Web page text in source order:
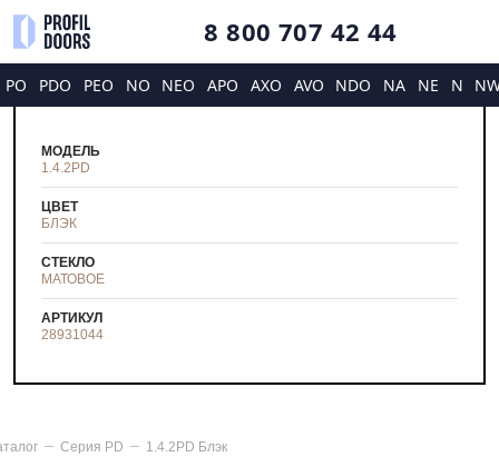
8 800 707 42 44
PO PDO PEO NO NEO APO AXO AVO NDO NA NE N
МОДЕЛЬ
1.4.2PD
ЦВЕТ
БЛЭК
СТЕКЛО
МАТОВОЕ
АРТИКУЛ
28931044
Серия PD 1.4.2PD Блэк